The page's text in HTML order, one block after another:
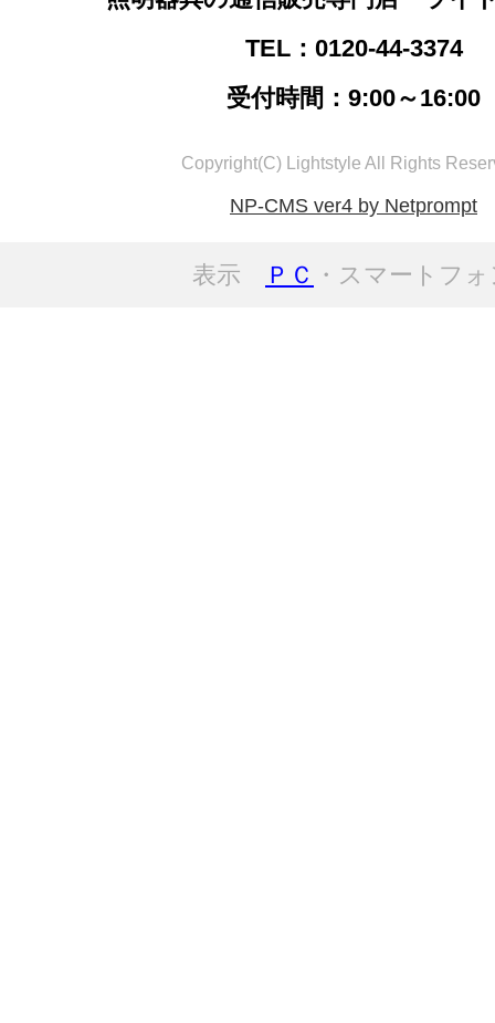
TEL：0120-44-3374
受付時間：9:00～16:00
Copyright(C) Lightstyle All Rights
NP-CMS ver4 by Netprompt
表示 ＰＣ ・スマートフ